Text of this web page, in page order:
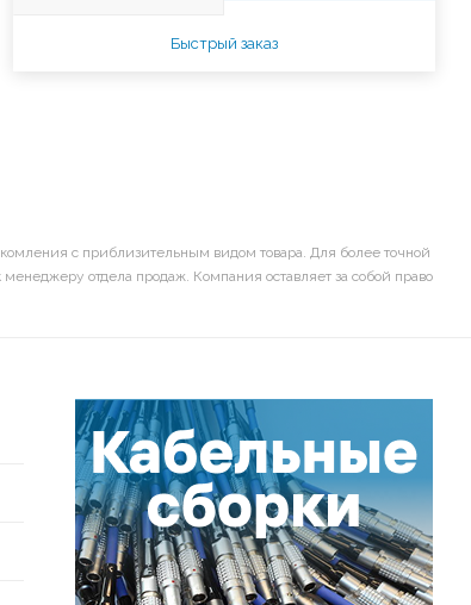
Быстрый заказ
с приблизительным видом товара. Для более точной
отдела продаж. Компания оставляет за собой право